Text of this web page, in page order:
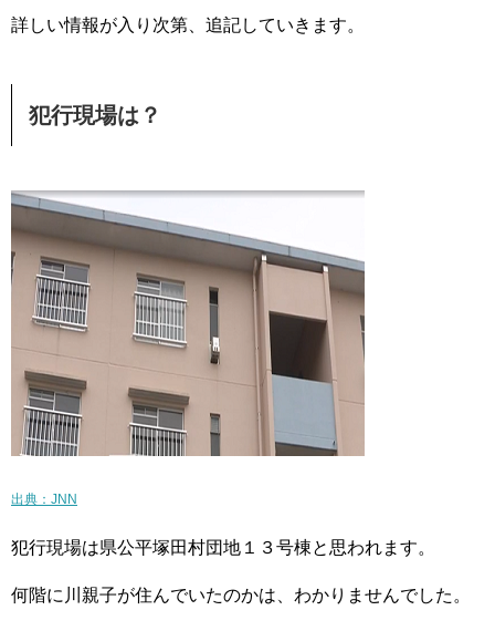
詳しい情報が入り次第、追記していきます。
犯行現場は？
出典：JNN
犯行現場は県公平塚田村団地１３号棟と思われます。
何階に川親子が住んでいたのかは、わかりませんでした。